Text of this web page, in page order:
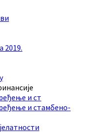
2019.
и ст
и стамбено-